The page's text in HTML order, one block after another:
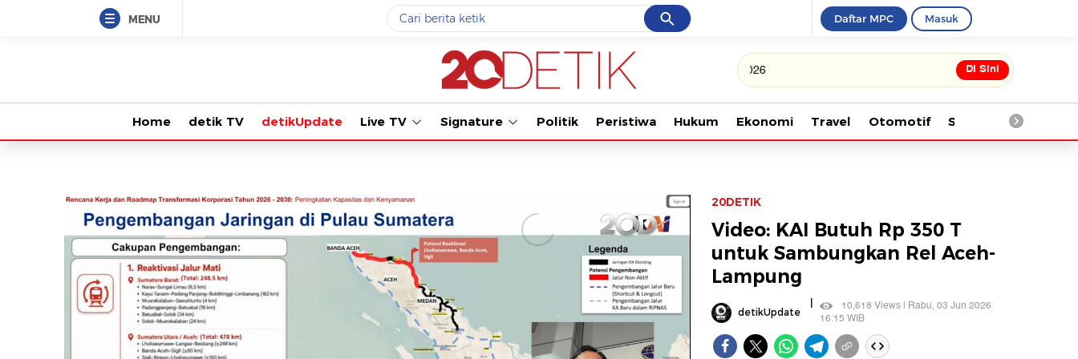
MENU Cancel
Yang sedang ramai dicari
#3streaming motogp
Promoted
Terakhir yang dicari
Loading...
Daftar MPC Masuk
Tonton kabar terbaru PIALA
Di Sini
Home detik TV detikUpdate Live TV Signature Politik Peristiwa Hukum Ekonomi Travel Otomotif Saintek
20DETIK
Video: KAI Butuh Rp 350 T
untuk Sambungkan Rel Aceh-
Lampung
detikUpdate |
10,618 Views | Rabu, 03 Jun 2026
16:15 WIB